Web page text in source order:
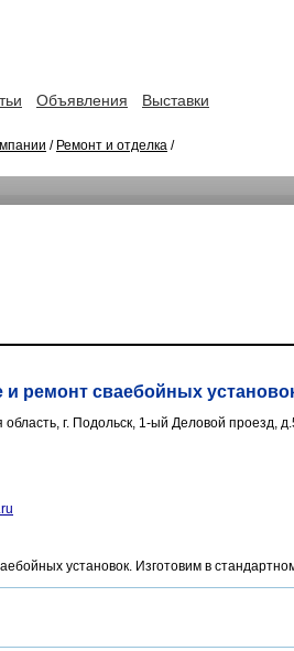
Объявления Выставки
/ Ремонт и отделка /
ремонт сваебойных
г. Подольск, 1-ый Деловой проезд,
установок. Изготовим в